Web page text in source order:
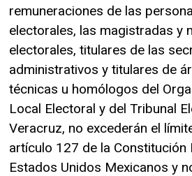
remuneraciones de las
electorales, las magistradas y
electorales, titulares de las
administrativos y titulares de
técnicas u homólogos del
Local Electoral y del Tribunal
Veracruz, no excederán el
artículo 127 de la Constitución
Estados Unidos Mexicanos y